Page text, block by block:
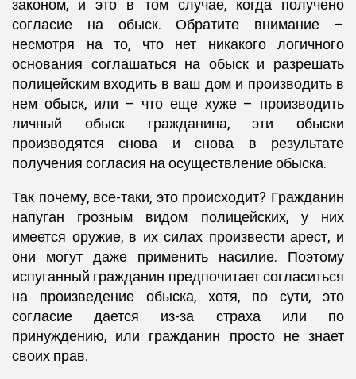
законом, и это в том случае, когда получено
согласие на обыск. Обратите внимание –
несмотря на то, что нет никакого логичного
основания соглашаться на обыск и разрешать
полицейским входить в ваш дом и производить в
нем обыск, или – что еще хуже – производить
личный обыск гражданина, эти обыски
производятся снова и снова в результате
получения согласия на осуществление обыска.
Так почему, все-таки, это происходит? Гражданин
напуган грозным видом полицейских, у них
имеется оружие, в их силах произвести арест, и
они могут даже применить насилие. Поэтому
испуганный гражданин предпочитает согласиться
на произведение обыска, хотя, по сути, это
согласие дается из-за страха или по
принуждению, или гражданин просто не знает
своих прав.